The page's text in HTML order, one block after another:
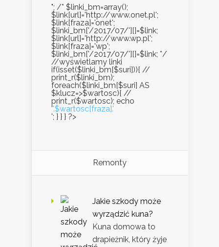
"; /* $linki_bm=array();
$link[url]='http://www.onet.pl';
$link[fraza]='onet';
$linki_bm['/2017/07/'][]=$link;
$link[url]='http://www.wp.pl';
$link[fraza]='wp';
$linki_bm['/2017/07/'][]=$link; */
//wyświetlamy linki
if(isset($linki_bm[$suri])){ //
print_r($linki_bm);
foreach($linki_bm[$suri] AS
$klucz=>$wartosc){ //
print_r($wartosc); echo
''.$wartosc[fraza].'
'; } } } ?>
Remonty
Jakie szkody może
wyrządzić kuna?
Kuna domowa to
drapieżnik, który żyje